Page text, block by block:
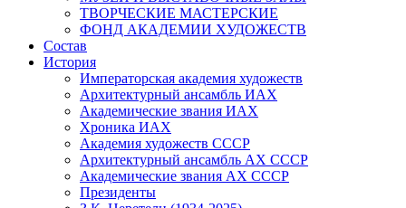
ТВОРЧЕСКИЕ МАСТЕРСКИЕ
ФОНД АКАДЕМИИ ХУДОЖЕСТВ
Состав
История
Императорская академия художеств
Архитектурный ансамбль ИАХ
Академические звания ИАХ
Хроника ИАХ
Академия художеств СССР
Архитектурный ансамбль АХ СССР
Академические звания АХ СССР
Президенты